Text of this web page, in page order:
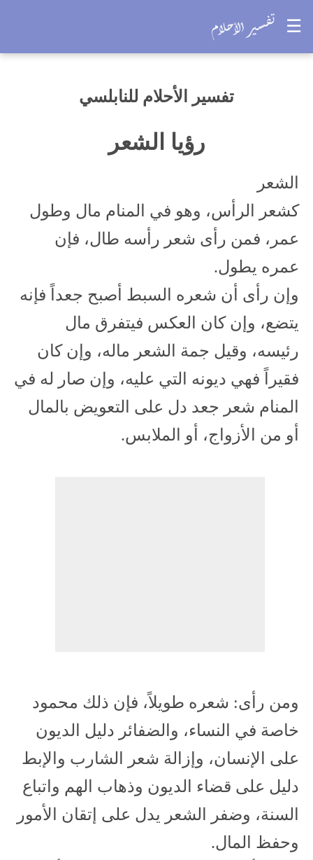
☰
تفسير الأحلام للنابلسي
رؤيا الشعر
الشعر
كشعر الرأس، وهو في المنام مال وطول
عمر، فمن رأى شعر رأسه طال، فإن
عمره يطول.
وإن رأى أن شعره السبط أصبح جعداً فإنه
يتضع، وإن كان العكس فيتفرق مال
رئيسه، وقيل جمة الشعر ماله، وإن كان
فقيراً فهي ديونه التي عليه، وإن صار له في
المنام شعر جعد دل على التعويض بالمال
أو من الأزواج، أو الملابس.
ومن رأى: شعره طويلاً، فإن ذلك محمود
خاصة في النساء، والضفائر دليل الديون
على الإنسان، وإزالة شعر الشارب والإبط
دليل على قضاء الديون وذهاب الهم واتباع
السنة، وضفر الشعر يدل على إتقان الأمور
وحفظ المال.